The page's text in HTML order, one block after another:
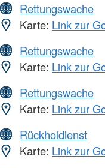
Rettungswache
Karte: Link zur
Rettungswache
Karte: Link zur
Rettungswache
Karte: Link zur
Rückholdienst
Karte: Link zur